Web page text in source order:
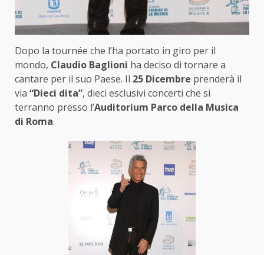
Dopo la tournée che l’ha portato in giro per il
mondo, Claudio Baglioni ha deciso di tornare a
cantare per il suo Paese. Il 25 Dicembre prenderà il
via “Dieci dita”, dieci esclusivi concerti che si
terranno presso l’Auditorium Parco della Musica
di Roma.